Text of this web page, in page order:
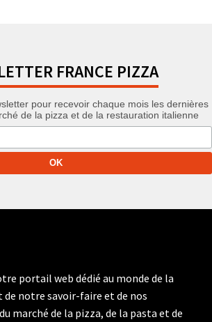
FRANCE PIZZA
pour recevoir chaque mois les dernières
de la pizza et de la restauration italienne
portail web dédié au monde de la
de notre savoir-faire et de nos
marché de la pizza, de la pasta et de